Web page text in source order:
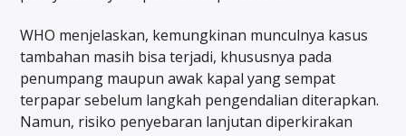
WHO menjelaskan, kemungkinan munculnya kasus
tambahan masih bisa terjadi, khususnya pada
penumpang maupun awak kapal yang sempat
terpapar sebelum langkah pengendalian diterapkan.
Namun, risiko penyebaran lanjutan diperkirakan